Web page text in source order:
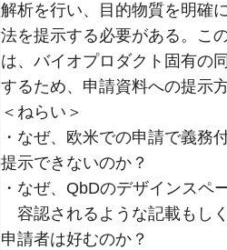
解析を行い、目的物質を明確
法を提示する必要がある。こ
は、バイオプロダクト固有の
するため、申請資料への提示
＜ねらい＞
・なぜ、欧米での申請で義務
提示できないのか？
・なぜ、QbDのデザインスペ
容認されるような記載もし
申請者は好むのか？